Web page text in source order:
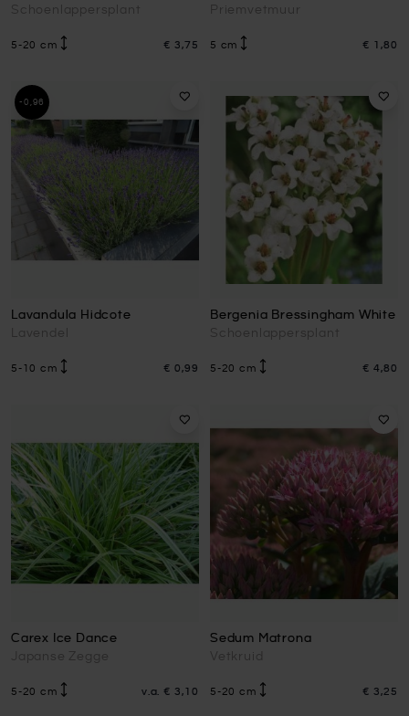
Schoenlappersplant
5-20 cm € 3,75
Priemvetmuur
5 cm € 1,80
Lavandula Hidcote
Lavendel
5-10 cm € 0,99
-0,96
Bergenia Bressingham White
Schoenlappersplant
5-20 cm € 4,80
Carex Ice Dance
Japanse Zegge
5-20 cm v.a. € 3,10
Sedum Matrona
Vetkruid
5-20 cm € 3,25